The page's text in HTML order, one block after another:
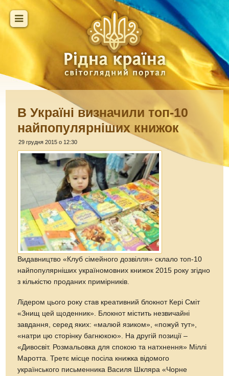
В Україні визначили топ-10
найпопулярніших книжок
29 грудня 2015 о 12:30
Видавництво «Клуб сімейного дозвілля» склало топ-10
найпопулярніших україномовних книжок 2015 року згідно
з кількістю проданих примірників.
Лідером цього року став креативний блокнот Кері Сміт
«Знищ цей щоденник». Блокнот містить незвичайні
завдання, серед яких: «малюй язиком», «пожуй тут»,
«натри цю сторінку багнюкою». На другій позиції –
«Дивосвіт. Розмальовка для спокою та натхнення» Міллі
Маротта. Третє місце посіла книжка відомого
українського письменника Василя Шкляра «Чорне